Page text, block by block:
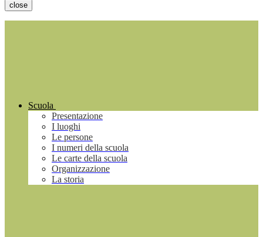
close
Scuola
Presentazione
I luoghi
Le persone
I numeri della scuola
Le carte della scuola
Organizzazione
La storia